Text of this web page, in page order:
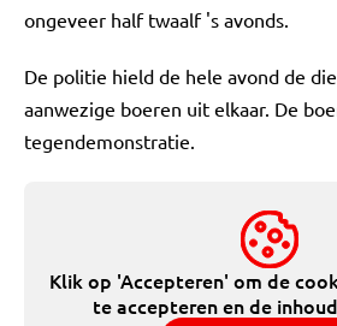
ongeveer half twaalf 's avonds.
De politie hield de hele avond de
aanwezige boeren uit elkaar. De
tegendemonstratie.
Klik op 'Accepteren' om de
te accepteren en de